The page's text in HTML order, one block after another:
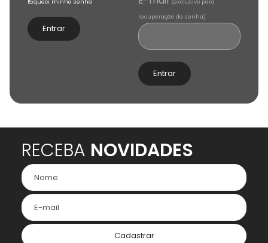
Entrar
recuperação de senha)
Entrar
RECEBA NOVIDADES
Cadastrar